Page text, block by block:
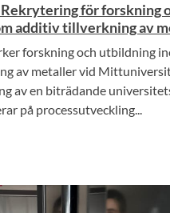
för forskning
additiv tillverkning av
forskning och utbildning
av metaller vid
av en biträdande
på processutveckling...